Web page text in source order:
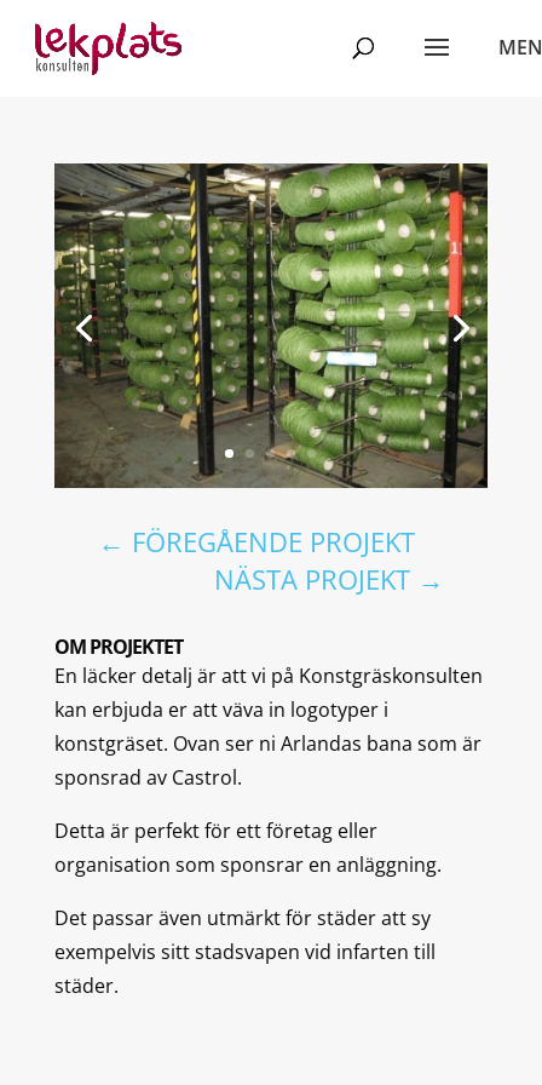
← FÖREGÅENDE PROJEKT
NÄSTA PROJEKT →
OM PROJEKTET
En läcker detalj är att vi på Konstgräskonsulten
kan erbjuda er att väva in logotyper i
konstgräset. Ovan ser ni Arlandas bana som är
sponsrad av Castrol.
Detta är perfekt för ett företag eller
organisation som sponsrar en anläggning.
Det passar även utmärkt för städer att sy
exempelvis sitt stadsvapen vid infarten till
städer.